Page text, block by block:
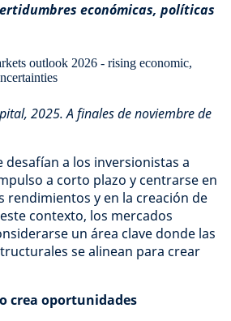
económicas, políticas
2025. A finales de noviembre de
desafían a los inversionistas a
a corto plazo y centrarse en
rendimientos y en la creación de
este contexto, los mercados
un área clave donde las
se alinean para crear
crea oportunidades